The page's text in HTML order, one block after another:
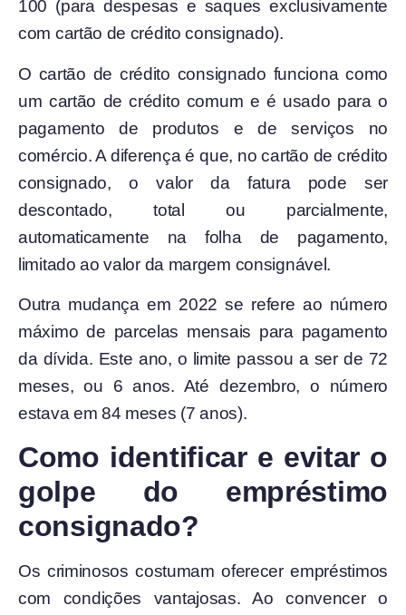
100 (para despesas e saques exclusivamente
com cartão de crédito consignado).
O cartão de crédito consignado funciona como
um cartão de crédito comum e é usado para o
pagamento de produtos e de serviços no
comércio. A diferença é que, no cartão de crédito
consignado, o valor da fatura pode ser
descontado, total ou parcialmente,
automaticamente na folha de pagamento,
limitado ao valor da margem consignável.
Outra mudança em 2022 se refere ao número
máximo de parcelas mensais para pagamento
da dívida. Este ano, o limite passou a ser de 72
meses, ou 6 anos. Até dezembro, o número
estava em 84 meses (7 anos).
Como identificar e evitar o
golpe do empréstimo
consignado?
Os criminosos costumam oferecer empréstimos
com condições vantajosas. Ao convencer o